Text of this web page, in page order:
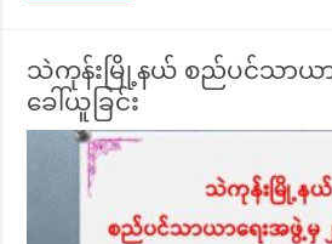
သဲကုန်းမြို့နယ် စည်ပင်သာယာ
ခေါ်ယူခြင်း